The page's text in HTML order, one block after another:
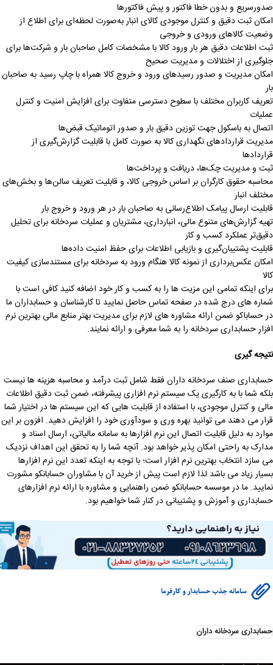
صدورسریع و بدون خطا فاکتور و پیش فاکتورها
امکان ثبت دقیق و کنترل موجودی کالای انبار به‌صورت لحظه‌ای برای اطلاع از
وضعیت کالاهای ورودی و خروجی
ثبت اطلاعات دقیق هر بار ورود کالا با مشخصات کامل صاحبان بار و شرکت‌ها برای
جلوگیری از اختلالات و مدیریت صحیح
امکان مدیریت و صدور رسیدهای ورود و خروج کالا همراه با چاپ رسید به صاحبان
بار
تعریف کاربران مختلف با سطوح دسترسی متفاوت برای افزایش امنیت و کنترل
عملیات
اتصال به باسکول جهت توزین دقیق بار و صدور اتوماتیک قبض‌ها
مدیریت قراردادهای نگهداری کالا به صورت کامل با قابلیت گزارش‌گیری از
قراردادها
ثبت و مدیریت چک‌ها، دریافت و پرداخت‌ها
محاسبه حقوق کارگران بر اساس خروجی کالا، و قابلیت تعریف سالن‌ها و بخش‌های
مختلف انبار
قابلیت ارسال پیامک اطلاع‌رسانی به صاحبان بار در هر ورود و خروج بار
تهیه گزارش‌های متنوع مالی، انبارداری، مشتریان و عملیات سردخانه برای تحلیل
دقیق‌تر عملکرد کسب و کار
قابلیت پشتیبان‌گیری و بازیابی اطلاعات برای حفظ امنیت داده‌ها
امکان عکس‌برداری از نمونه کالا هنگام ورود به سردخانه برای مستندسازی کیفیت
کالا
برای اینکه تمامی این مزیت ها را به کسب و کار خود اضافه کنید کافی است با
شماره های درج شده در صفحه تماس حاصل نمایید تا کارشناسان و حسابداران ما
در حساباکو ضمن ارائه مشاوره های لازم برای مدیریت بهتر منابع مالی بهترین نرم
افزار حسابداری سردخانه را به شما معرفی و ارائه نمایند.
نتیجه گیری
حسابداری صنف سردخانه ‌داران فقط شامل ثبت درآمد و محاسبه هزینه ها نیست
بلکه شما با به کارگیری یک سیستم نرم افزاری پیشرفته، ضمن ثبت دقیق اطلاعات
مالی و کنترل موجودی، با استفاده از قابلیت هایی که این سیستم ها در اختیار شما
قرار می دهند می توانید بهره وری و سودآوری خود را افزایش دهید. افزون بر این
موارد به دلیل قابلیت اتصال این نرم افزارها به سامانه مالیاتی، ارسال اسناد و
مدارک به راحتی امکان پذیر خواهد بود. آنچه شما را به تحقق این اهداف نزدیک
می سازد انتخاب بهترین نرم افزار است؛ با توجه به اینکه تعدد این نرم افزارها
بسیار زیاد می باشد لذا لازم است پیش از خرید آن با مشاوران حسابانکو مشورت
نمایید. ما در موسسه حسابانکو ضمن راهنمایی و مشاوره با ارائه نرم افزارهای
حسابداری و آموزش و پشتیبانی در کنار شما خواهیم بود.
حسابداری سردخانه داران